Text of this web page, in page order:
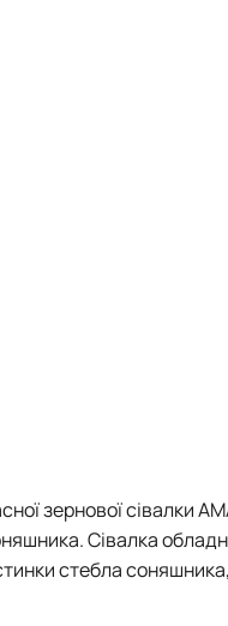
зернової сівалки
Сівалка
стебла